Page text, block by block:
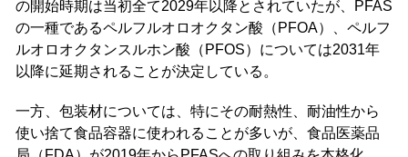
の開始時期は当初全て2029年以降とされていたが、PFAS
の一種であるペルフルオロオクタン酸（PFOA）、ペルフ
ルオロオクタンスルホン酸（PFOS）については2031年
以降に延期されることが決定している。
一方、包装材については、特にその耐熱性、耐油性から
使い捨て食品容器に使われることが多いが、食品医薬品